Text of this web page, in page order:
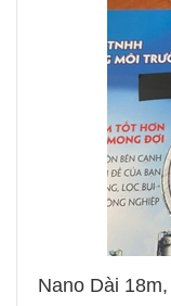
Nano Dài